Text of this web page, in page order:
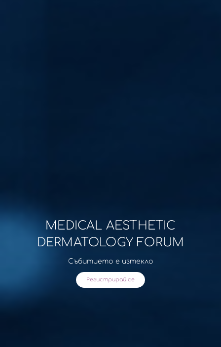
MEDICAL AESTHETIC
DERMATOLOGY FORUM
Събитието е изтекло
Регистрирай се